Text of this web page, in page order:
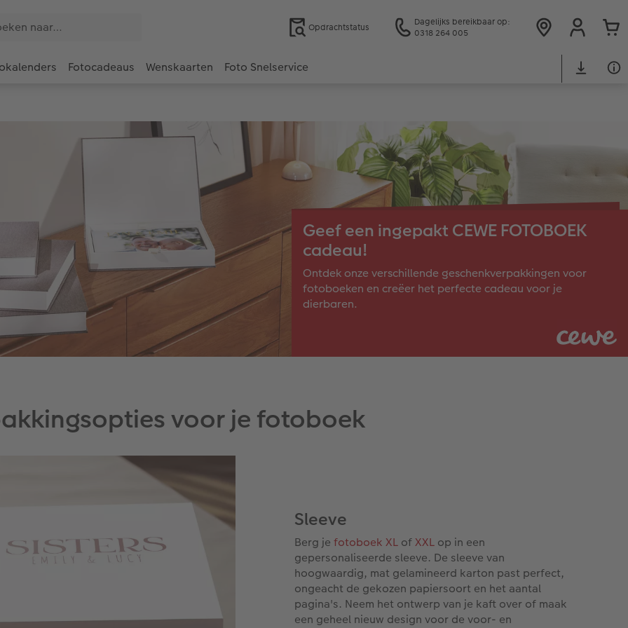
Opdrachtstatus
Dagelijks bereikbaar op:
0318 264 005
Fotocadeaus Wenskaarten Foto Snelservice
Geef een ingepakt CEWE FOTOBOEK
cadeau!
Ontdek onze verschillende geschenkverpakkingen voor
fotoboeken en creëer het perfecte cadeau voor je
dierbaren.
voor je fotoboek
Sleeve
Berg je fotoboek XL ofXXL op in een
gepersonaliseerde sleeve. De sleeve van
hoogwaardig, mat gelamineerd karton past perfect,
ongeacht de gekozen papiersoort en het aantal
pagina's. Neem het ontwerp van je kaft over of maak
een geheel nieuw design voor de voor- en